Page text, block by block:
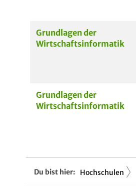
Grundlagen der
Wirtschaftsinformatik
Grundlagen der
Wirtschaftsinformatik
Du bist hier: Hochschulen